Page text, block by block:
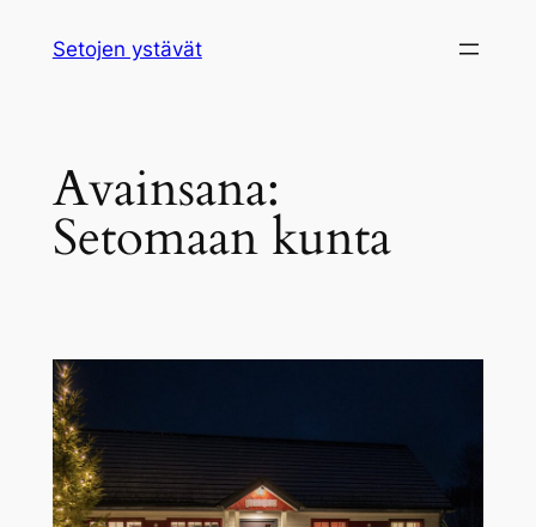
sisältöön
Setojen ystävät
Avainsana:
Setomaan kunta